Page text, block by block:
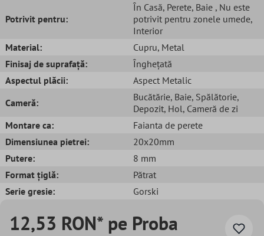
Potrivit pentru:
În Casă, Perete, Baie , Nu este
potrivit pentru zonele umede,
Interior
Material:
Cupru, Metal
Finisaj de suprafață:
Înghețată
Aspectul plăcii:
Aspect Metalic
Cameră:
Bucătărie, Baie, Spălătorie,
Depozit, Hol, Cameră de zi
Montare ca:
Faianta de perete
Dimensiunea pietrei:
20x20mm
Putere:
8 mm
Format țiglă:
Pătrat
Serie gresie:
Gorski
12,53 RON* pe Proba